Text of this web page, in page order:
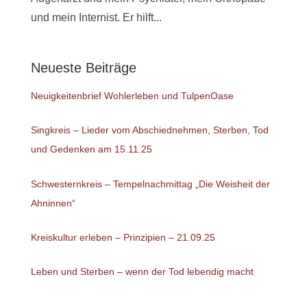
und mein Internist. Er hilft...
Neueste Beiträge
Neuigkeitenbrief Wohlerleben und TulpenOase
Singkreis – Lieder vom Abschiednehmen, Sterben, Tod
und Gedenken am 15.11.25
Schwesternkreis – Tempelnachmittag „Die Weisheit der
Ahninnen“
Kreiskultur erleben – Prinzipien – 21.09.25
Leben und Sterben – wenn der Tod lebendig macht